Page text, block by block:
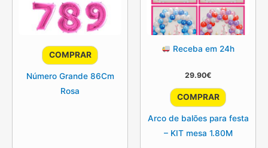
COMPRAR
Número Grande 86Cm
Rosa
Receba em 24h
29.90€
COMPRAR
Arco de balões para festa
– KIT mesa 1.80M